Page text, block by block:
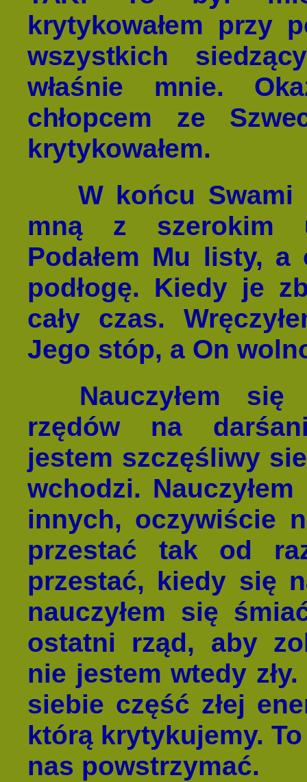
krytykowałem przy
wszystkich
właśnie mnie.
chłopcem ze
krytykowałem.
W końcu Swami
mną z szerokim
Podałem Mu listy,
podłogę. Kiedy je
cały czas.
Jego stóp, a On
Nauczyłem
rzędów na
jestem szczęśliwy
wchodzi.
innych, oczywiście
przestać tak od
przestać, kiedy się
nauczyłem się
ostatni rząd, aby
nie jestem wtedy
siebie część złej
którą krytykujemy.
nas powstrzymać.